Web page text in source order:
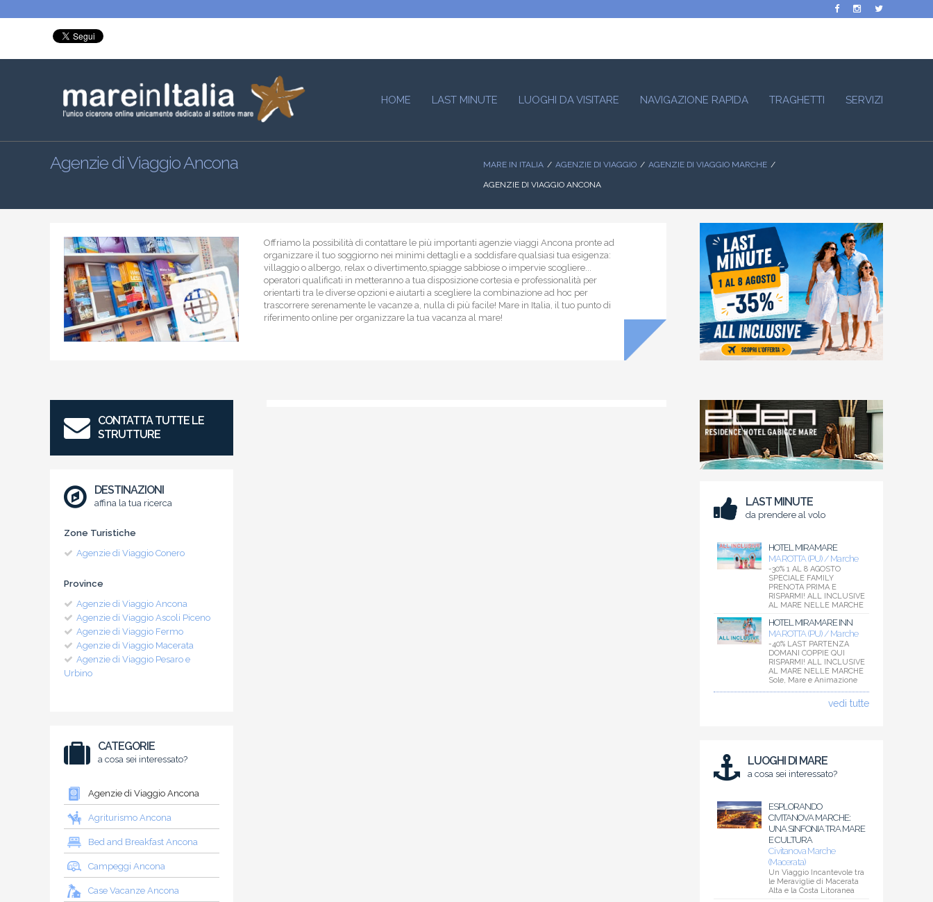
HOME LAST MINUTE LUOGHI DA VISITARE NAVIGAZIONE RAPIDA TRAGHETTI SERVIZI
Agenzie di Viaggio Ancona MARE IN ITALIA AGENZIE DI VIAGGIO AGENZIE DI VIAGGIO MARCHE
AGENZIE DI VIAGGIO ANCONA
Offriamo la possibilità di contattare le più importanti agenzie viaggi Ancona pronte ad
organizzare il tuo soggiorno nei minimi dettagli e a soddisfare qualsiasi tua esigenza:
villaggio o albergo, relax o divertimento,spiagge sabbiose o impervie scogliere...
operatori qualificati in metteranno a tua disposizione cortesia e professionalità per
orientarti tra le diverse opzioni e aiutarti a scegliere la combinazione ad hoc per
trascorrere serenamente le vacanze a, nulla di più facile! Mare in Italia, il tuo punto di
riferimento online per organizzare la tua vacanza al mare!
CONTATTA TUTTE LE
STRUTTURE
DESTINAZIONI
affina la tua ricerca
Zone Turistiche
Agenzie di Viaggio Conero
Province
Agenzie di Viaggio Ancona
Agenzie di Viaggio Ascoli Piceno
Agenzie di Viaggio Fermo
Agenzie di Viaggio Macerata
Agenzie di Viaggio Pesaro e
Urbino
CATEGORIE
a cosa sei interessato?
Agenzie di Viaggio Ancona
Agriturismo Ancona
Bed and Breakfast Ancona
Campeggi Ancona
Case Vacanze Ancona
LAST MINUTE
da prendere al volo
HOTEL MIRAMARE
MAROTTA (PU) / Marche
-30% 1 AL 8 AGOSTO
SPECIALE FAMILY
PRENOTA PRIMA E
RISPARMI! ALL INCLUSIVE
AL MARE NELLE MARCHE
HOTEL MIRAMARE INN
MAROTTA (PU) / Marche
-40% LAST PARTENZA
DOMANI COPPIE QUI
RISPARMI! ALL INCLUSIVE
AL MARE NELLE MARCHE
Sole, Mare e Animazione
vedi tutte
LUOGHI DI MARE
a cosa sei interessato?
ESPLORANDO
CIVITANOVA MARCHE:
UNA SINFONIA TRA MARE
E CULTURA
Civitanova Marche
(Macerata)
Un Viaggio Incantevole tra
le Meraviglie di Macerata
Alta e la Costa Litoranea